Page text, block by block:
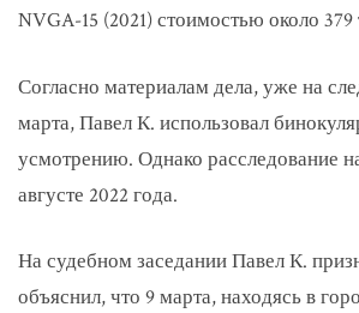
NVGA-15 (2021) стоимостью около 379
Согласно материалам дела, уже на
марта, Павел К. использовал
усмотрению. Однако расследование
августе 2022 года.
На судебном заседании Павел К.
объяснил, что 9 марта, находясь в